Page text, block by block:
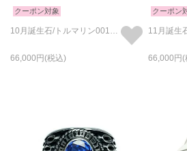
クーポン対象
10月誕生石/トルマリン0010ハイブリッドカレッジリングM/指輪
66,000
クーポン
66,000